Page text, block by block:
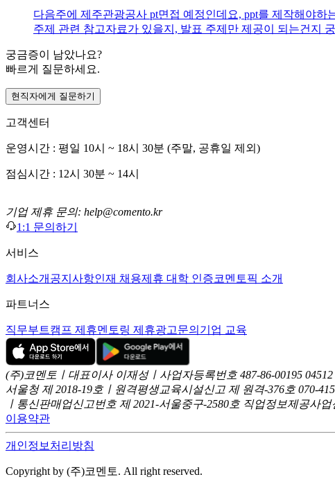
다음주에 제주관광공사 pt면접 예정인데요, ppt를 제작해야
주제 관련 참고자료가 있을지, 발표 주제만 제공이 되는건지
궁금증이 남았나요?
빠르게 질문하세요.
현직자에게 질문하기
고객센터
운영시간 : 평일 10시 ~ 18시 30분 (주말, 공휴일 제외)
점심시간 : 12시 30분 ~ 14시
기업 제휴 문의: help@comento.kr
1:1 문의하기
서비스
회사소개 공지사항인재 채용제휴 대학 인증코멘토픽 소개
파트너스
직무부트캠프 제휴멘토링 제휴광고문의 기업 교육
(주)코멘토ㅣ대표이사 이재성ㅣ사업자등록번호 487-86-00195
서울청 제 2018-19호ㅣ원격평생교육시설신고 제 원격-376호 070-
ㅣ통신판매업신고번호 제 2021-서울중구-2580호 직업정보제공사업
이용약관
개인정보처리방침
Copyright by (주)코멘토. All right reserved.